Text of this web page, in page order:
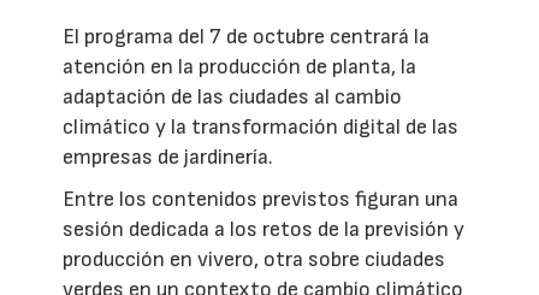
El programa del 7 de octubre centrará la
atención en la producción de planta, la
adaptación de las ciudades al cambio
climático y la transformación digital de las
empresas de jardinería.
Entre los contenidos previstos figuran una
sesión dedicada a los retos de la previsión y
producción en vivero, otra sobre ciudades
verdes en un contexto de cambio climático